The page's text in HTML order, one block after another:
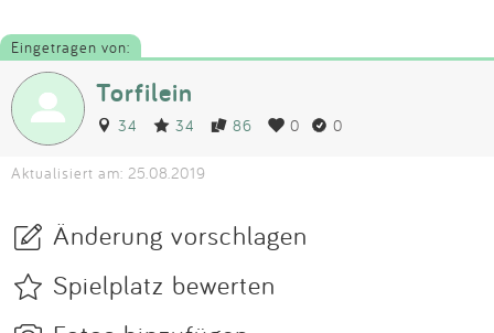
Eingetragen von:
Torfilein
34 34 86 0 0
Aktualisiert am: 25.08.2019
Änderung vorschlagen
Spielplatz bewerten